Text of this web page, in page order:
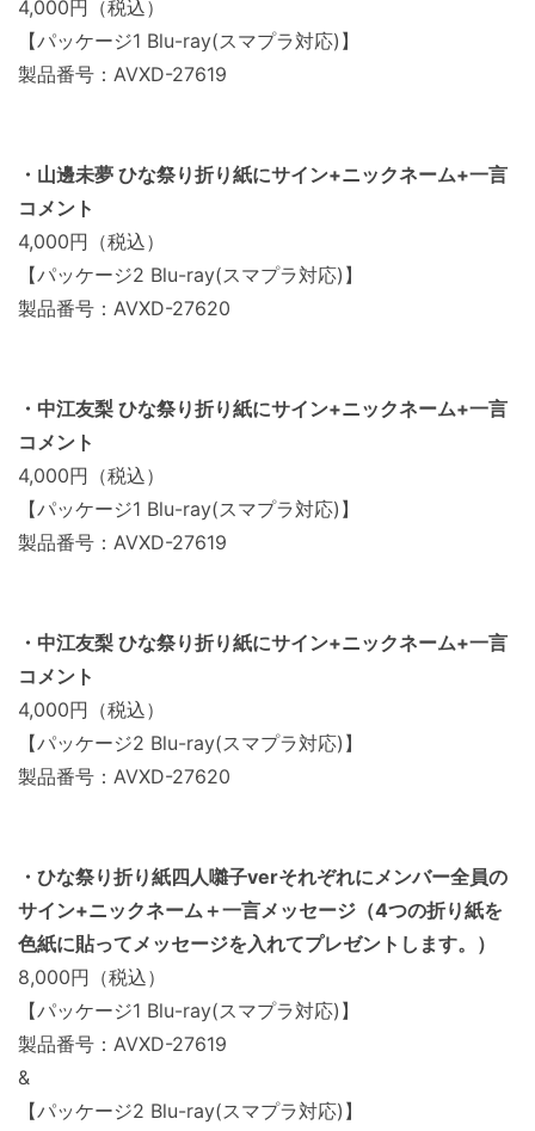
4,000円（税込）
【パッケージ1 Blu-ray(スマプラ対応)】
製品番号：AVXD-27619
・山邊未夢 ひな祭り折り紙にサイン+ニックネーム+一言
コメント
4,000円（税込）
【パッケージ2 Blu-ray(スマプラ対応)】
製品番号：AVXD-27620
・中江友梨 ひな祭り折り紙にサイン+ニックネーム+一言
コメント
4,000円（税込）
【パッケージ1 Blu-ray(スマプラ対応)】
製品番号：AVXD-27619
・中江友梨 ひな祭り折り紙にサイン+ニックネーム+一言
コメント
4,000円（税込）
【パッケージ2 Blu-ray(スマプラ対応)】
製品番号：AVXD-27620
・ひな祭り折り紙四人囃子verそれぞれにメンバー全員の
サイン+ニックネーム＋一言メッセージ（4つの折り紙を
色紙に貼ってメッセージを入れてプレゼントします。）
8,000円（税込）
【パッケージ1 Blu-ray(スマプラ対応)】
製品番号：AVXD-27619
&
【パッケージ2 Blu-ray(スマプラ対応)】